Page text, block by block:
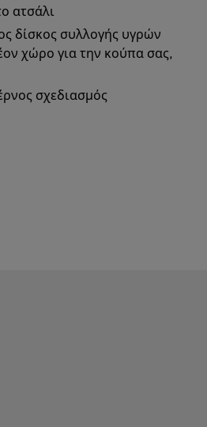
ατσάλι
δίσκος συλλογής υγρών
χώρο για την κούπα σας,
σχεδιασμός